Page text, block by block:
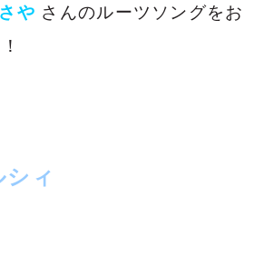
さや さんのルーツソングをお
ィ